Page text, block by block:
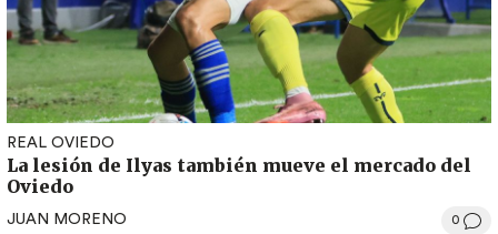
REAL OVIEDO
La lesión de Ilyas también mueve el mercado del
Oviedo
JUAN MORENO 0